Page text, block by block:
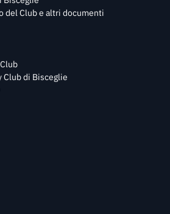
del Club e altri documenti
Club di Bisceglie